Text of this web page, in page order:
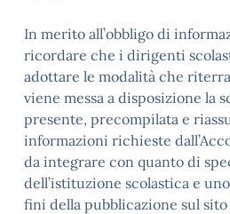
In merito all’obbligo di
ricordare che i dirigenti
adottare le modalità che
viene messa a disposizione la
presente, precompilata e
informazioni richieste
da integrare con quanto di
dell’istituzione scolastica e
fini della pubblicazione sul